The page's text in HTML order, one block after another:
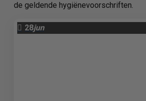
de geldende hygiënevoorschriften.
28jun